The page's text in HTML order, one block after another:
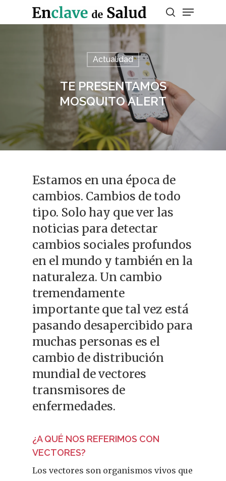
Presiona enter para buscar o ESC para
Actualidad
TE PRESENTAMOS
MOSQUITO ALERT
Estamos en una época de
cambios. Cambios de todo
tipo. Solo hay que ver las
noticias para detectar
cambios sociales profundos
en el mundo y también en la
naturaleza. Un cambio
tremendamente
importante que tal vez está
pasando desapercibido para
muchas personas es el
cambio de distribución
mundial de vectores
transmisores de
enfermedades.
¿A QUÉ NOS REFERIMOS CON
VECTORES?
Los vectores son organismos vivos que